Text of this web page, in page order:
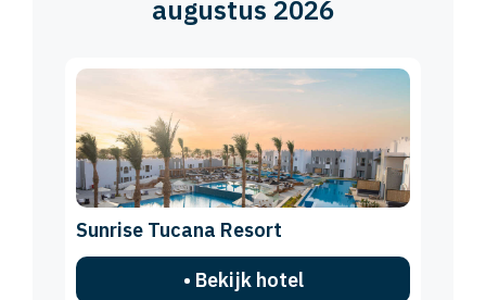
augustus 2026
Sunrise Tucana Resort
• Bekijk hotel